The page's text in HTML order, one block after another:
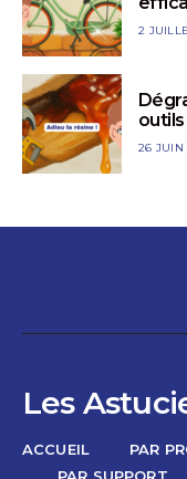
2
26 JUIN
Les
ACCUEIL PAR
PAR SUPPORT